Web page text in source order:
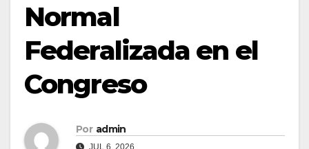
Normal
Federalizada en el
Congreso
Por admin